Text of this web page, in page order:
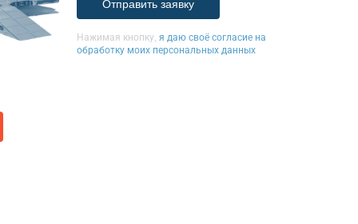
Нажимая кнопку, я даю своё согласие на
обработку моих персональных данных